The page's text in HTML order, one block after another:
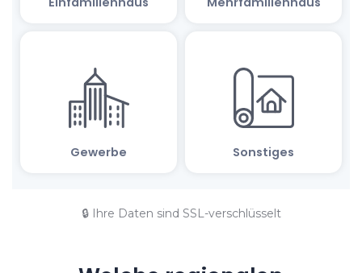
🔒 Ihre Daten sind SSL-verschlüsselt